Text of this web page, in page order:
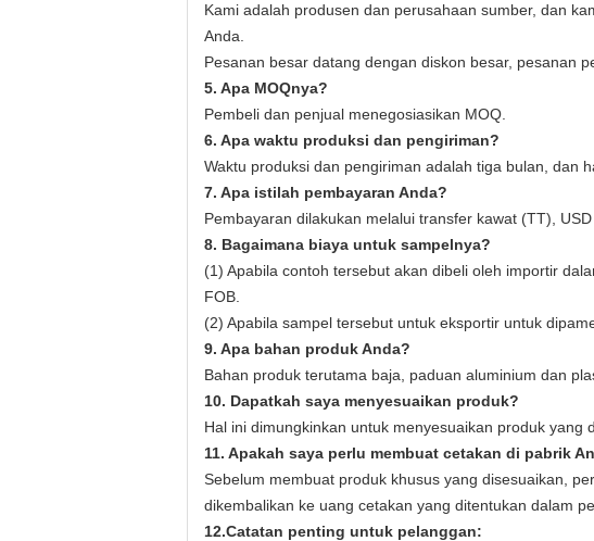
Kami adalah produsen dan perusahaan sumber, dan
Anda.
Pesanan besar datang dengan diskon besar, pesanan
5. Apa MOQnya?
Pembeli dan penjual menegosiasikan MOQ.
6. Apa waktu produksi dan pengiriman?
Waktu produksi dan pengiriman adalah tiga bulan, dan
7. Apa istilah pembayaran Anda?
Pembayaran dilakukan melalui transfer kawat (TT), USD
8. Bagaimana biaya untuk sampelnya?
(1) Apabila contoh tersebut akan dibeli oleh importir
FOB.
(2) Apabila sampel tersebut untuk eksportir untuk
9. Apa bahan produk Anda?
Bahan produk terutama baja, paduan aluminium dan
10. Dapatkah saya menyesuaikan produk?
Hal ini dimungkinkan untuk menyesuaikan produk yang
11. Apakah saya perlu membuat cetakan di pabrik
Sebelum membuat produk khusus yang disesuaikan,
dikembalikan ke uang cetakan yang ditentukan dalam
12.Catatan penting untuk pelanggan: